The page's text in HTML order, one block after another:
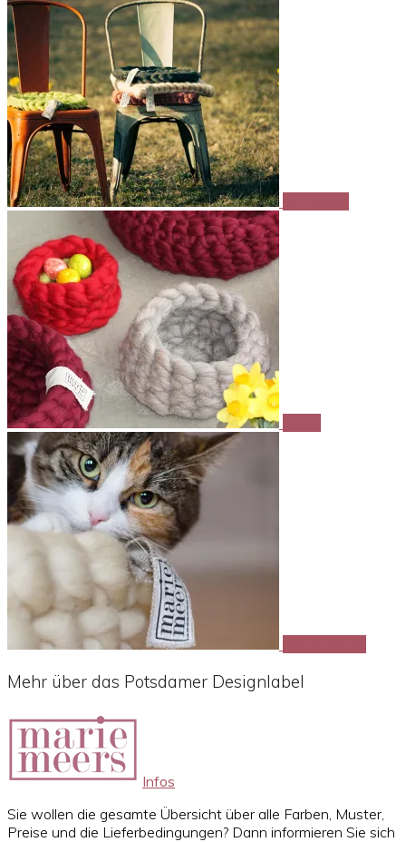
Mehr über das Potsdamer Designlabel
Infos
Sie wollen die gesamte Übersicht über alle Farben, Muster,
Preise und die Lieferbedingungen? Dann informieren Sie sich